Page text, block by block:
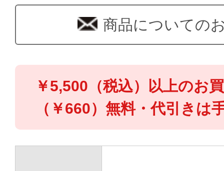
商品についての
￥5,500（税込）以上のお
（￥660）無料・代引きは